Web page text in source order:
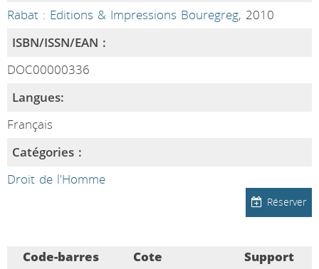
Rabat : Editions & Impressions Bouregreg, 2010
ISBN/ISSN/EAN :
DOC00000336
Langues:
Français
Catégories :
Droit de l'Homme
Réserver
Code-barres Cote
Support